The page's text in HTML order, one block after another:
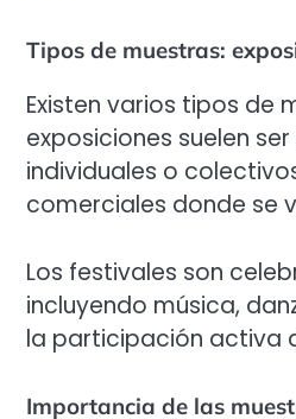
Tipos de muestras:
Existen varios tipos de
exposiciones suelen
individuales o
comerciales donde se
Los festivales son
incluyendo música,
la participación activa
Importancia de las